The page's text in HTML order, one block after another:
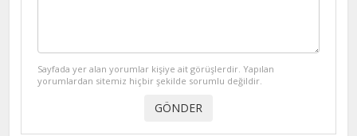
Sayfada yer alan yorumlar kişiye ait görüşlerdir. Yapılan
yorumlardan sitemiz hiçbir şekilde sorumlu değildir.